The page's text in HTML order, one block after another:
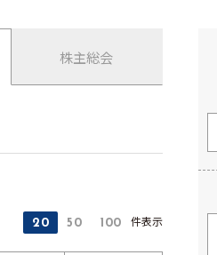
株主総会
20 50 100 件表示